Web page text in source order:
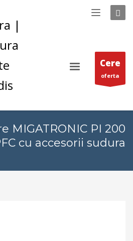
Cere
oferta
MIGATRONIC PI 200
cu accesorii sudura